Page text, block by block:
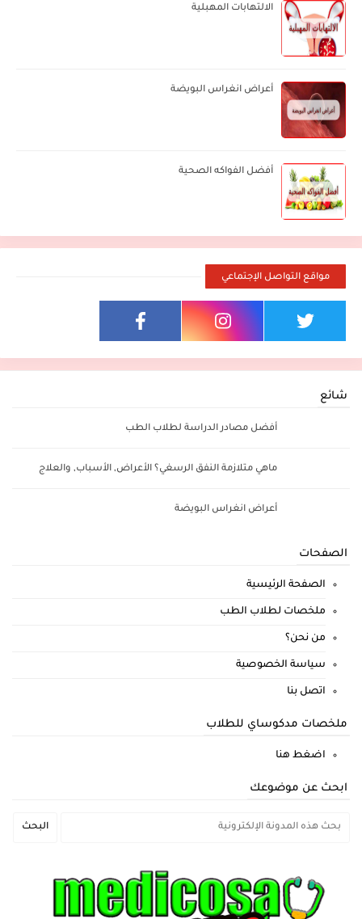
الالتهابات المهبلية
أعراض انغراس البويضة
أفضل الفواكه الصحية
مواقع التواصل الإجتماعي
شائع
أفضل مصادر الدراسة لطلاب الطب
ماهي متلازمة النفق الرسغي؟ الأعراض, الأسباب, والعلاج
أعراض انغراس البويضة
الصفحات
الصفحة الرئيسية
ملخصات لطلاب الطب
من نحن؟
سياسة الخصوصية
اتصل بنا
ملخصات مدكوساي للطلاب
اضغط هنا
ابحث عن موضوعك